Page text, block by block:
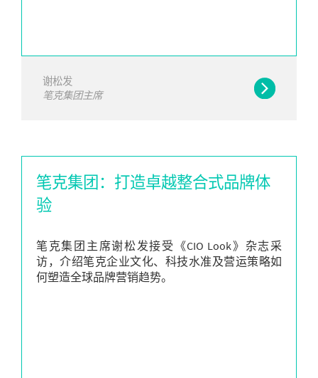
谢松发
笔克集团主席
笔克集团：打造卓越整合式品牌体
验
笔克集团主席谢松发接受《CIO Look》杂志采
访，介绍笔克企业文化、科技水准及营运策略如
何塑造全球品牌营销趋势。